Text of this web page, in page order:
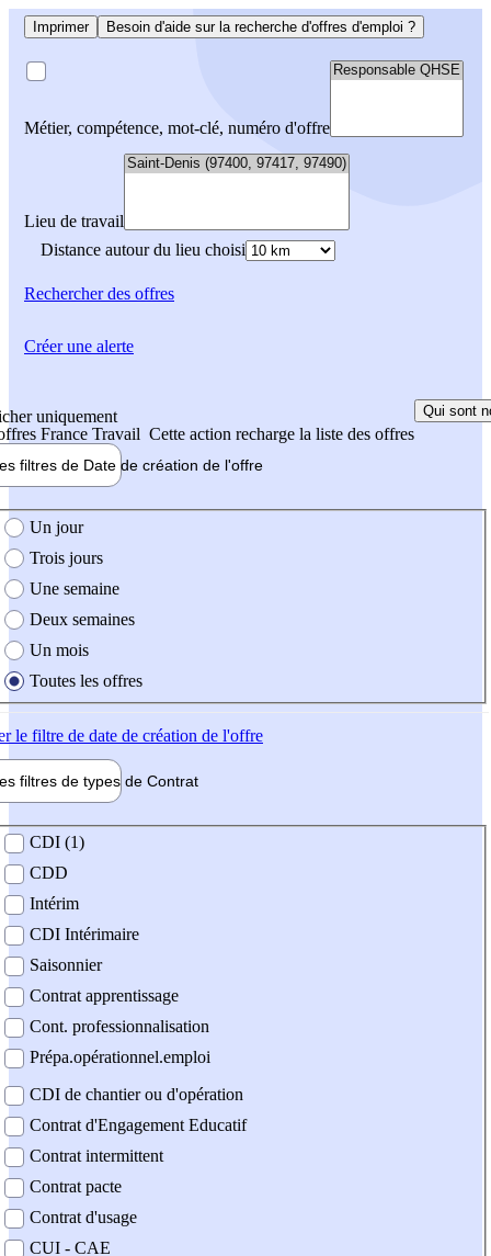
Imprimer Besoin d'aide sur la recherche d'offres d'emploi ?
Métier, compétence, mot-clé, numéro d'offre
Lieu de travail
Distance autour du lieu choisi
Rechercherdes offres
uniquement
France Travail Cette action recharge la liste des offres
Qui sont
filtres de Date de création de l'offre
création de l'offre
Un jour
Trois jours
Une semaine
Deux semaines
Un mois
Toutes les offres
le filtre de date de création de l'offre
filtres de types de Contrat
contrat
CDI (1)
CDD
Intérim
CDI Intérimaire
Saisonnier
Contrat apprentissage
Cont. professionnalisation
Prépa.opérationnel.emploi
CDI de chantier ou d'opération
Contrat d'Engagement Educatif
Contrat intermittent
Contrat pacte
Contrat d'usage
CUI - CAE
Créer une alerte